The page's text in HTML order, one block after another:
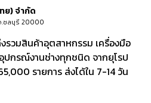
ย) จำกัด
.ชลบุรี 20000
รวมสินค้าอุตสาหกรรม เครื่องมือ
ปกรณ์งานช่างทุกชนิด จากยุโรป
รายการ ส่งได้ใน 7-14 วัน